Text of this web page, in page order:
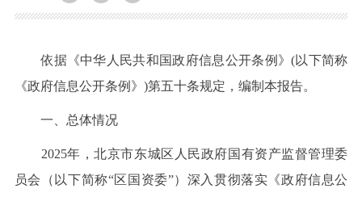
依据《中华人民共和国政府信息公开条例》(以下简称
《政府信息公开条例》)第五十条规定，编制本报告。
一、总体情况
2025年，北京市东城区人民政府国有资产监督管理委
员会（以下简称“区国资委”）深入贯彻落实《政府信息公